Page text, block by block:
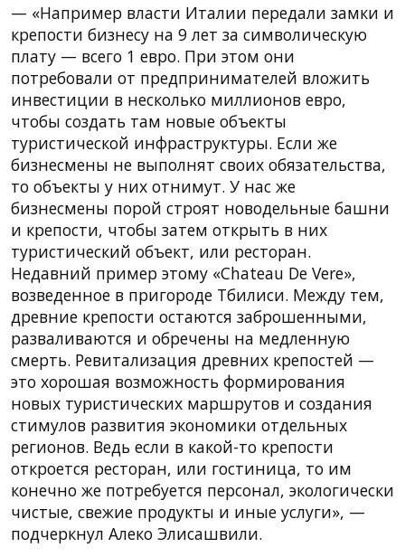
— «Например власти Италии передали замки и
крепости бизнесу на 9 лет за символическую
плату — всего 1 евро. При этом они
потребовали от предпринимателей вложить
инвестиции в несколько миллионов евро,
чтобы создать там новые объекты
туристической инфраструктуры. Если же
бизнесмены не выполнят своих обязательства,
то объекты у них отнимут. У нас же
бизнесмены порой строят новодельные башни
и крепости, чтобы затем открыть в них
туристический объект, или ресторан.
Недавний пример этому «Chateau De Vere»,
возведенное в пригороде Тбилиси. Между тем,
древние крепости остаются заброшенными,
разваливаются и обречены на медленную
смерть. Ревитализация древних крепостей —
это хорошая возможность формирования
новых туристических маршрутов и создания
стимулов развития экономики отдельных
регионов. Ведь если в какой-то крепости
откроется ресторан, или гостиница, то им
конечно же потребуется персонал, экологически
чистые, свежие продукты и иные услуги», —
подчеркнул Алеко Элисашвили.